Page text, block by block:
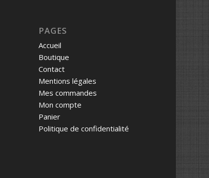
PAGES
Accueil
Boutique
Contact
Mentions légales
Mes commandes
Mon compte
Panier
Politique de confidentialité